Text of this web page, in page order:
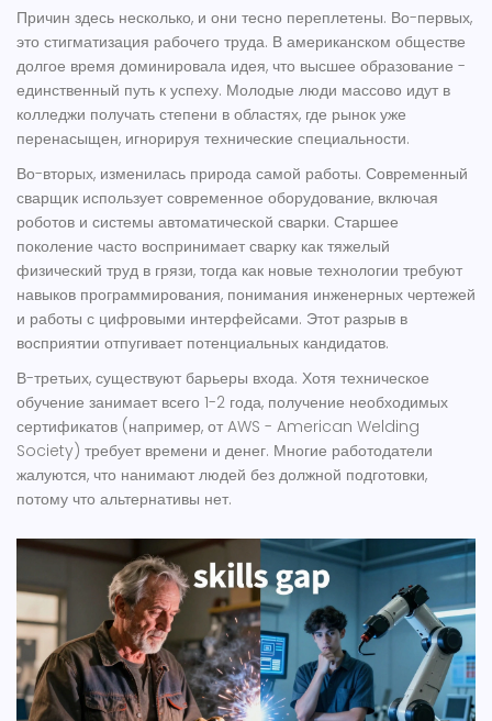
Причин здесь несколько, и они тесно переплетены. Во-первых,
это стигматизация рабочего труда. В американском обществе
долгое время доминировала идея, что высшее образование -
единственный путь к успеху. Молодые люди массово идут в
колледжи получать степени в областях, где рынок уже
перенасыщен, игнорируя технические специальности.
Во-вторых, изменилась природа самой работы. Современный
сварщик использует современное оборудование, включая
роботов и системы автоматической сварки. Старшее
поколение часто воспринимает сварку как тяжелый
физический труд в грязи, тогда как новые технологии требуют
навыков программирования, понимания инженерных чертежей
и работы с цифровыми интерфейсами. Этот разрыв в
восприятии отпугивает потенциальных кандидатов.
В-третьих, существуют барьеры входа. Хотя техническое
обучение занимает всего 1-2 года, получение необходимых
сертификатов (например, от AWS - American Welding
Society) требует времени и денег. Многие работодатели
жалуются, что нанимают людей без должной подготовки,
потому что альтернативы нет.